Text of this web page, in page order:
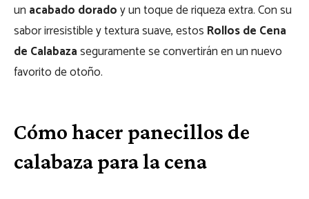
un acabado doradoy un toque de riqueza extra. Con su
sabor irresistible y textura suave, estos Rollos de Cena
de Calabazaseguramente se convertirán en un nuevo
favorito de otoño.
Cómo hacer panecillos de
calabaza para la cena